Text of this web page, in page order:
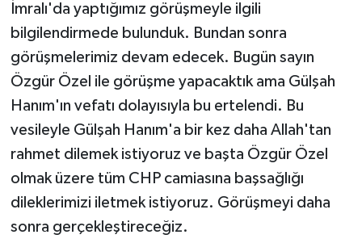
İmralı'da yaptığımız görüşmeyle ilgili
bilgilendirmede bulunduk. Bundan sonra
görüşmelerimiz devam edecek. Bugün sayın
Özgür Özel ile görüşme yapacaktık ama Gülşah
Hanım'ın vefatı dolayısıyla bu ertelendi. Bu
vesileyle Gülşah Hanım'a bir kez daha Allah'tan
rahmet dilemek istiyoruz ve başta Özgür Özel
olmak üzere tüm CHP camiasına başsağlığı
dileklerimizi iletmek istiyoruz. Görüşmeyi daha
sonra gerçekleştireceğiz.